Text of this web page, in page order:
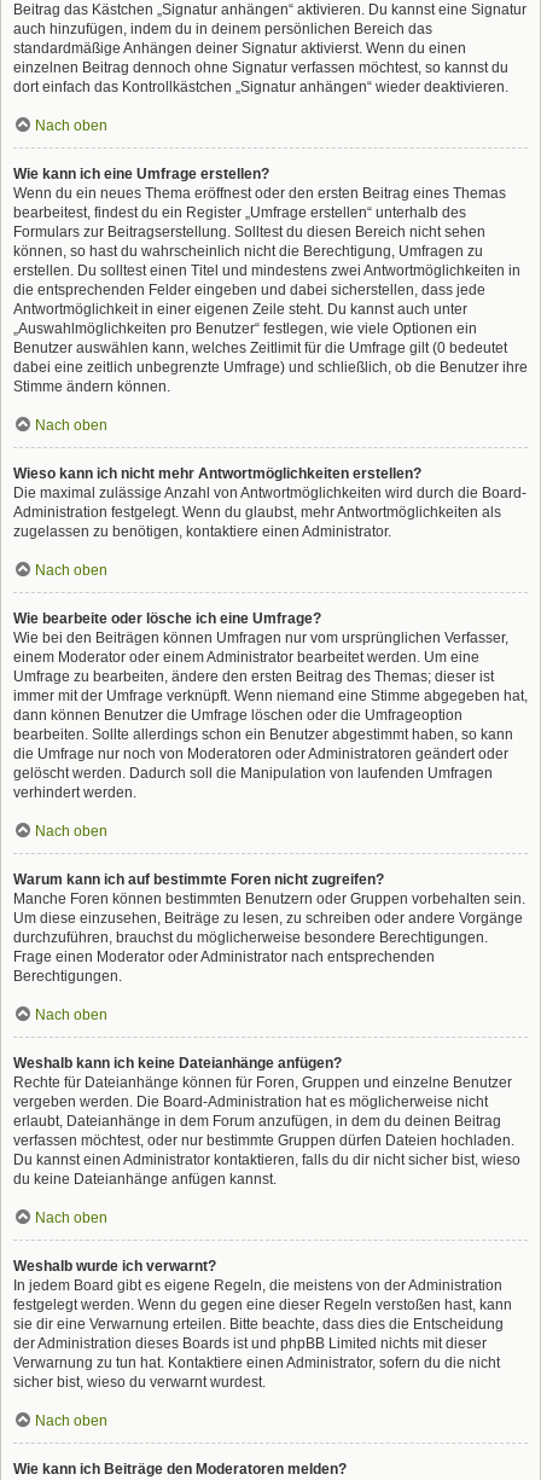
Beitrag das Kästchen „Signatur anhängen“ aktivieren. Du kannst eine Signatur
auch hinzufügen, indem du in deinem persönlichen Bereich das
standardmäßige Anhängen deiner Signatur aktivierst. Wenn du einen
einzelnen Beitrag dennoch ohne Signatur verfassen möchtest, so kannst du
dort einfach das Kontrollkästchen „Signatur anhängen“ wieder deaktivieren.
Nach oben
Wie kann ich eine Umfrage erstellen?
Wenn du ein neues Thema eröffnest oder den ersten Beitrag eines Themas
bearbeitest, findest du ein Register „Umfrage erstellen“ unterhalb des
Formulars zur Beitragserstellung. Solltest du diesen Bereich nicht sehen
können, so hast du wahrscheinlich nicht die Berechtigung, Umfragen zu
erstellen. Du solltest einen Titel und mindestens zwei Antwortmöglichkeiten in
die entsprechenden Felder eingeben und dabei sicherstellen, dass jede
Antwortmöglichkeit in einer eigenen Zeile steht. Du kannst auch unter
„Auswahlmöglichkeiten pro Benutzer“ festlegen, wie viele Optionen ein
Benutzer auswählen kann, welches Zeitlimit für die Umfrage gilt (0 bedeutet
dabei eine zeitlich unbegrenzte Umfrage) und schließlich, ob die Benutzer ihre
Stimme ändern können.
Nach oben
Wieso kann ich nicht mehr Antwortmöglichkeiten erstellen?
Die maximal zulässige Anzahl von Antwortmöglichkeiten wird durch die Board-
Administration festgelegt. Wenn du glaubst, mehr Antwortmöglichkeiten als
zugelassen zu benötigen, kontaktiere einen Administrator.
Nach oben
Wie bearbeite oder lösche ich eine Umfrage?
Wie bei den Beiträgen können Umfragen nur vom ursprünglichen Verfasser,
einem Moderator oder einem Administrator bearbeitet werden. Um eine
Umfrage zu bearbeiten, ändere den ersten Beitrag des Themas; dieser ist
immer mit der Umfrage verknüpft. Wenn niemand eine Stimme abgegeben hat,
dann können Benutzer die Umfrage löschen oder die Umfrageoption
bearbeiten. Sollte allerdings schon ein Benutzer abgestimmt haben, so kann
die Umfrage nur noch von Moderatoren oder Administratoren geändert oder
gelöscht werden. Dadurch soll die Manipulation von laufenden Umfragen
verhindert werden.
Nach oben
Warum kann ich auf bestimmte Foren nicht zugreifen?
Manche Foren können bestimmten Benutzern oder Gruppen vorbehalten sein.
Um diese einzusehen, Beiträge zu lesen, zu schreiben oder andere Vorgänge
durchzuführen, brauchst du möglicherweise besondere Berechtigungen.
Frage einen Moderator oder Administrator nach entsprechenden
Berechtigungen.
Nach oben
Weshalb kann ich keine Dateianhänge anfügen?
Rechte für Dateianhänge können für Foren, Gruppen und einzelne Benutzer
vergeben werden. Die Board-Administration hat es möglicherweise nicht
erlaubt, Dateianhänge in dem Forum anzufügen, in dem du deinen Beitrag
verfassen möchtest, oder nur bestimmte Gruppen dürfen Dateien hochladen.
Du kannst einen Administrator kontaktieren, falls du dir nicht sicher bist, wieso
du keine Dateianhänge anfügen kannst.
Nach oben
Weshalb wurde ich verwarnt?
In jedem Board gibt es eigene Regeln, die meistens von der Administration
festgelegt werden. Wenn du gegen eine dieser Regeln verstoßen hast, kann
sie dir eine Verwarnung erteilen. Bitte beachte, dass dies die Entscheidung
der Administration dieses Boards ist und phpBB Limited nichts mit dieser
Verwarnung zu tun hat. Kontaktiere einen Administrator, sofern du die nicht
sicher bist, wieso du verwarnt wurdest.
Nach oben
Wie kann ich Beiträge den Moderatoren melden?